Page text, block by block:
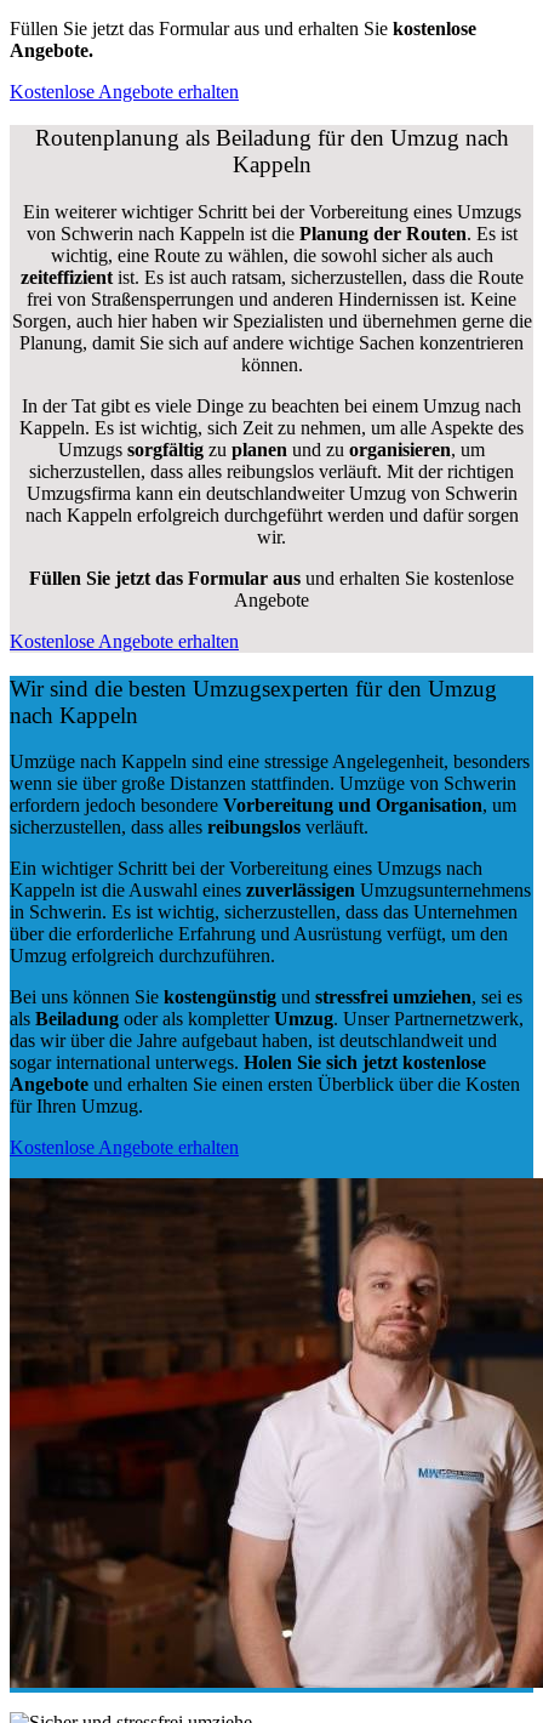
Füllen Sie jetzt das Formular aus und erhalten Sie kostenlose
Angebote.
Kostenlose Angebote erhalten
Routenplanung als Beiladung für den Umzug nach
Kappeln
Ein weiterer wichtiger Schritt bei der Vorbereitung eines Umzugs
von Schwerin nach Kappeln ist diePlanung der Routen. Es ist
wichtig, eine Route zu wählen, die sowohl sicher als auch
zeiteffizientist. Es ist auch ratsam, sicherzustellen, dass die Route
frei von Straßensperrungen und anderen Hindernissen ist. Keine
Sorgen, auch hier haben wir Spezialisten und übernehmen gerne die
Planung, damit Sie sich auf andere wichtige Sachen konzentrieren
können.
In der Tat gibt es viele Dinge zu beachten bei einem Umzug nach
Kappeln. Es ist wichtig, sich Zeit zu nehmen, um alle Aspekte des
Umzugs sorgfältig zu planen und zu organisieren, um
sicherzustellen, dass alles reibungslos verläuft. Mit der richtigen
Umzugsfirma kann ein deutschlandweiter Umzug von Schwerin
nach Kappeln erfolgreich durchgeführt werden und dafür sorgen
wir.
Füllen Sie jetzt das Formular aus und erhalten Sie kostenlose
Angebote
Kostenlose Angebote erhalten
Wir sind die besten Umzugsexperten für den Umzug
nach Kappeln
Umzüge nach Kappeln sind eine stressige Angelegenheit, besonders
wenn sie über große Distanzen stattfinden. Umzüge von Schwerin
erfordern jedoch besondere Vorbereitung und Organisation, um
sicherzustellen, dass alles reibungslos verläuft.
Ein wichtiger Schritt bei der Vorbereitung eines Umzugs nach
Kappeln ist die Auswahl eines zuverlässigen Umzugsunternehmens
in Schwerin. Es ist wichtig, sicherzustellen, dass das Unternehmen
über die erforderliche Erfahrung und Ausrüstung verfügt, um den
Umzug erfolgreich durchzuführen.
Bei uns können Sie kostengünstig und stressfrei umziehen, sei es
als Beiladung oder als kompletterUmzug. Unser Partnernetzwerk,
das wir über die Jahre aufgebaut haben, ist deutschlandweit und
sogar international unterwegs. Holen Sie sich jetzt kostenlose
Angebote und erhalten Sie einen ersten Überblick über die Kosten
für Ihren Umzug.
Kostenlose Angebote erhalten